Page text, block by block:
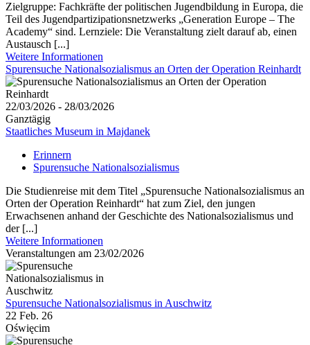
Zielgruppe: Fachkräfte der politischen Jugendbildung in Europa, die
Teil des Jugendpartizipationsnetzwerks „Generation Europe – The
Academy“ sind. Lernziele: Die Veranstaltung zielt darauf ab, einen
Austausch [...]
Weitere Informationen
Spurensuche Nationalsozialismus an Orten der Operation Reinhardt
22/03/2026 - 28/03/2026
Ganztägig
Staatliches Museum in Majdanek
Erinnern
Spurensuche Nationalsozialismus
Die Studienreise mit dem Titel „Spurensuche Nationalsozialismus an
Orten der Operation Reinhardt“ hat zum Ziel, den jungen
Erwachsenen anhand der Geschichte des Nationalsozialismus und
der [...]
Weitere Informationen
Veranstaltungen am 23/02/2026
Spurensuche Nationalsozialismus in Auschwitz
22 Feb. 26
Oświęcim